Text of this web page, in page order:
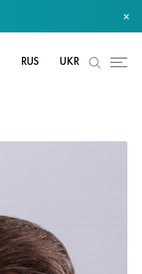
×
RUS UKR